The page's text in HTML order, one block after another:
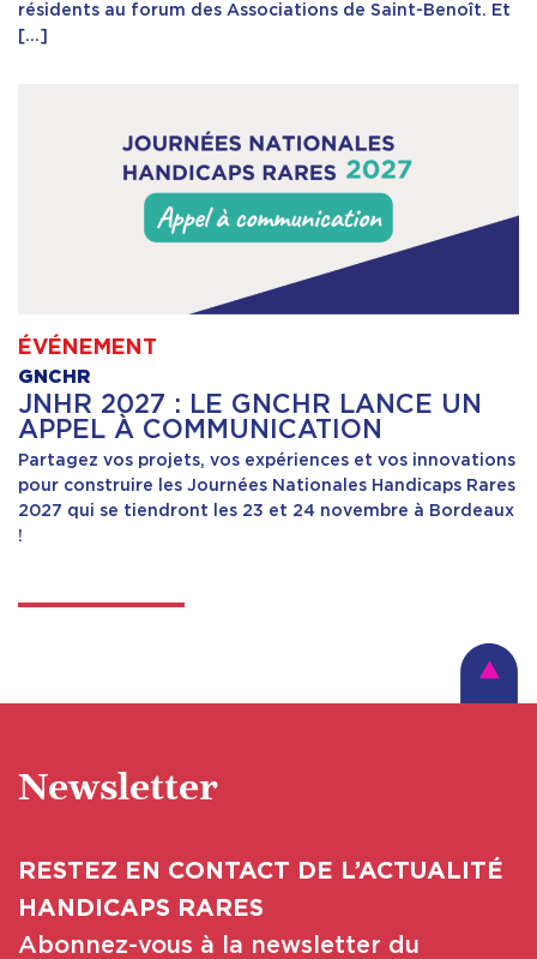
résidents au forum des Associations de Saint-Benoît. Et
[…]
ÉVÉNEMENT
GNCHR
JNHR 2027 : LE GNCHR LANCE UN
APPEL À COMMUNICATION
Partagez vos projets, vos expériences et vos innovations
pour construire les Journées Nationales Handicaps Rares
2027 qui se tiendront les 23 et 24 novembre à Bordeaux
!
Newsletter
RESTEZ EN CONTACT DE L’ACTUALITÉ
HANDICAPS RARES
Abonnez-vous à la newsletter du